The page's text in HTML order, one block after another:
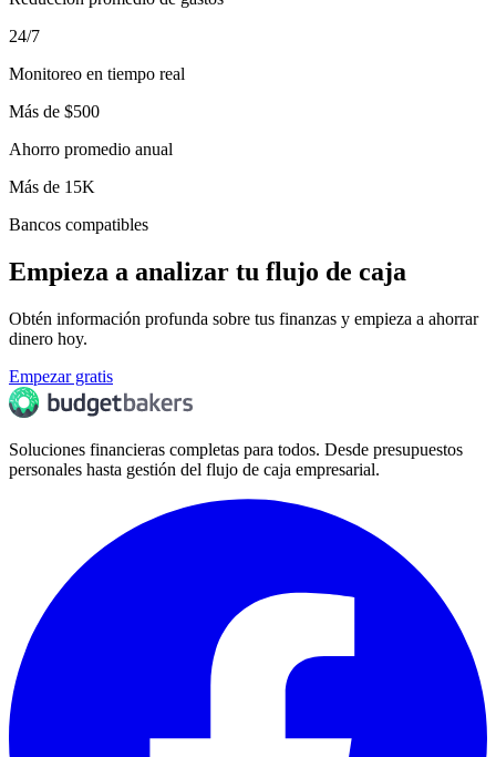
24/7
Monitoreo en tiempo real
Más de $500
Ahorro promedio anual
Más de 15K
Bancos compatibles
Empieza a analizar tu flujo de caja
Obtén información profunda sobre tus finanzas y empieza a ahorrar
dinero hoy.
Empezar gratis
Soluciones financieras completas para todos. Desde presupuestos
personales hasta gestión del flujo de caja empresarial.